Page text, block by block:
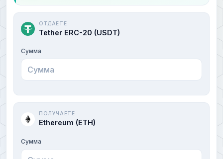
ОТДАЕТЕ
Tether ERC-20 (USDT)
Сумма
ПОЛУЧАЕТЕ
Ethereum (ETH)
Сумма